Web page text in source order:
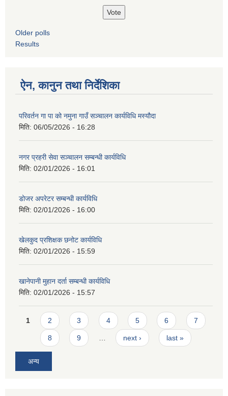
Older polls
Results
ऐन, कानुन तथा निर्देशिका
परिवर्तन गा पा को नमुना गाउँ सञ्चालन कार्यविधि मस्यौदा
मिति: 06/05/2026 - 16:28
नगर प्रहरी सेवा सञ्चालन सम्बन्धी कार्यविधि
मिति: 02/01/2026 - 16:01
डोजर अपरेटर सम्बन्धी कार्यविधि
मिति: 02/01/2026 - 16:00
खेलकुद प्रशिक्षक छनोट कार्यविधि
मिति: 02/01/2026 - 15:59
खानेपानी मुहान दर्ता सम्बन्धी कार्यविधि
मिति: 02/01/2026 - 15:57
Pages
1 2 3 4 5 6 7
8 9 next › last »
अन्य